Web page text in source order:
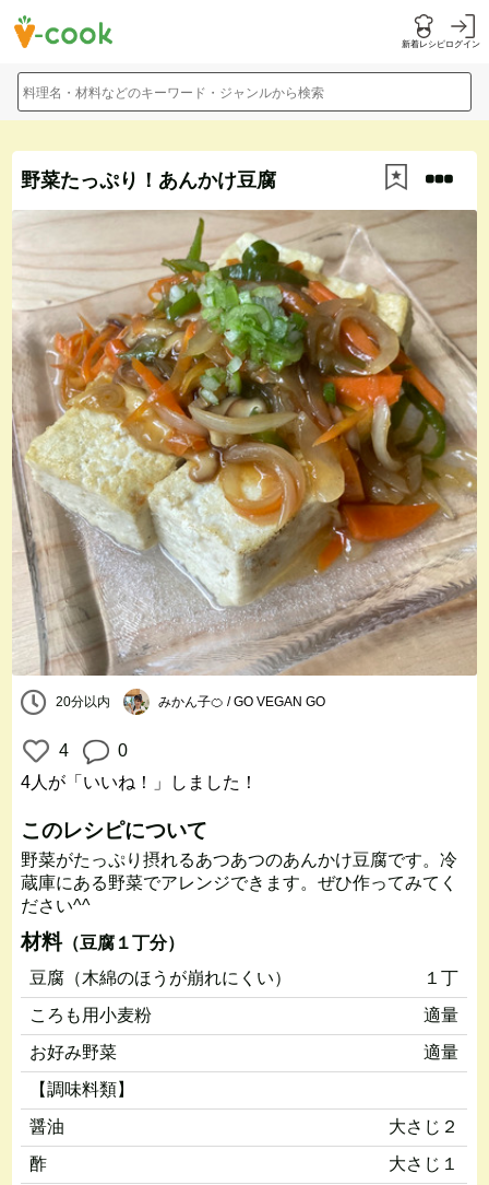
新着レシピログイン
料理名・材料などのキーワード・ジャンルから検索
野菜たっぷり！あんかけ豆腐
20分以内 みかん子🍊 / GO VEGAN GO
4
0
4人 が「いいね！」しました！
このレシピについて
野菜がたっぷり摂れるあつあつのあんかけ豆腐です。冷
蔵庫にある野菜でアレンジできます。ぜひ作ってみてく
ださい^^
材料（豆腐１丁分）
豆腐（木綿のほうが崩れにくい）
１丁
ころも用小麦粉
適量
お好み野菜
適量
【調味料類】
醤油
大さじ２
酢
大さじ１